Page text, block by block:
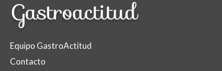
Equipo GastroActitud
Contacto